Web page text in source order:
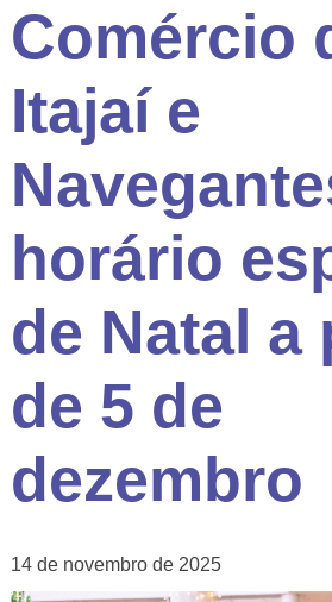
Comércio
Itajaí e
horário
de Natal a
de 5 de
dezembro
14 de novembro de 2025